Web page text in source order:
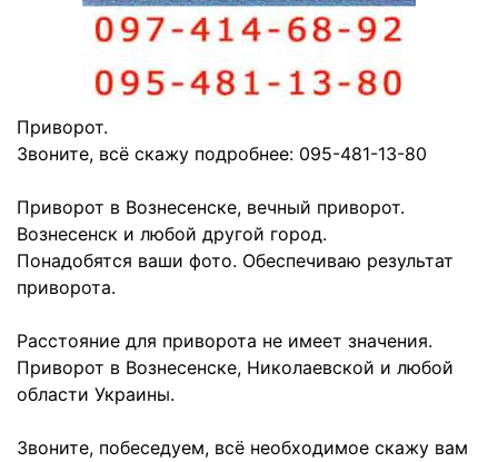
Приворот.
Звоните, всё скажу подробнее: 095-481-13-80
Приворот в Вознесенске, вечный приворот.
Вознесенск и любой другой город.
Понадобятся ваши фото. Обеспечиваю результат
приворота.
Расстояние для приворота не имеет значения.
Приворот в Вознесенске, Николаевской и любой
области Украины.
Звоните, побеседуем, всё необходимое скажу вам